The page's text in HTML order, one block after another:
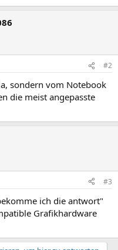
#2
sondern vom Notebook
die meist angepasste
#3
ich die antwort"
Grafikhardware